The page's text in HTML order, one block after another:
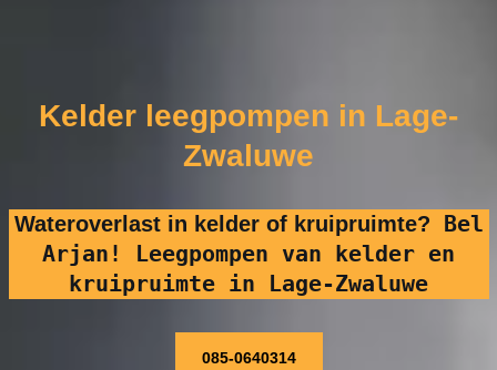
Kelder leegpompen in Lage-
Zwaluwe
Wateroverlast in kelder of kruipruimte?
Bel
Arjan! Leegpompen van kelder en
kruipruimte in Lage-Zwaluwe
085-0640314